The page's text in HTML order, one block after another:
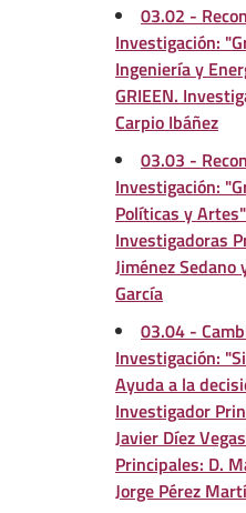
03.02 -
Investigación:
Ingeniería y
GRIEEN.
Carpio Ibáñez
03.03 -
Investigación:
Políticas y
Investigadoras
Jiménez Sedano
García
03.04 -
Investigación:
Ayuda a la
Investigador
Javier Díez
Principales: D.
Jorge Pérez